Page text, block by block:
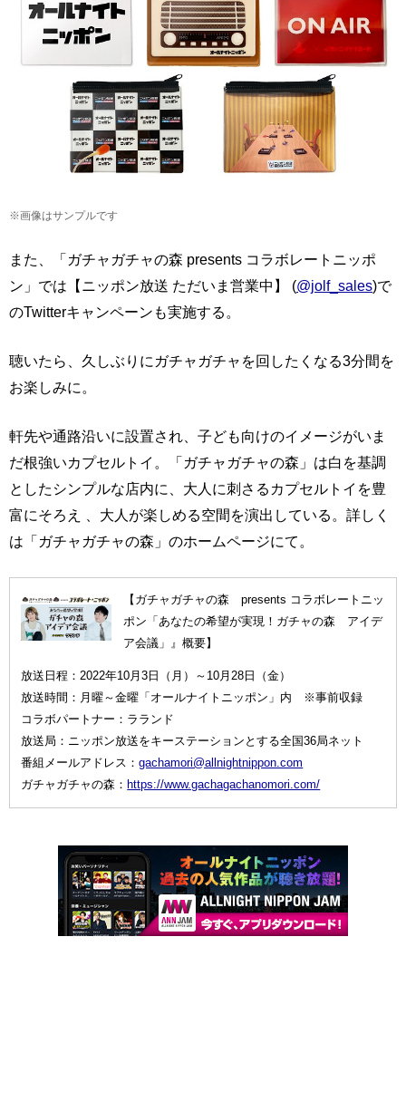
※画像はサンプルです
また、「ガチャガチャの森 presents コラボレートニッポ
ン」では【ニッポン放送 ただいま営業中】 (@jolf_sales)で
のTwitterキャンペーンも実施する。
聴いたら、久しぶりにガチャガチャを回したくなる3分間を
お楽しみに。
軒先や通路沿いに設置され、子ども向けのイメージがいま
だ根強いカプセルトイ。「ガチャガチャの森」は白を基調
としたシンプルな店内に、大人に刺さるカプセルトイを豊
富にそろえ 、大人が楽しめる空間を演出している。詳しく
は「ガチャガチャの森」のホームページにて。
【ガチャガチャの森 presents コラボレートニッ
ポン「あなたの希望が実現！ガチャの森 アイデ
ア会議」』概要】
放送日程：2022年10月3日（月）～10月28日（金）
放送時間：月曜～金曜「オールナイトニッポン」内 ※事前収録
コラボパートナー：ラランド
放送局：ニッポン放送をキーステーションとする全国36局ネット
番組メールアドレス：gachamori@allnightnippon.com
ガチャガチャの森： https://www.gachagachanomori.com/